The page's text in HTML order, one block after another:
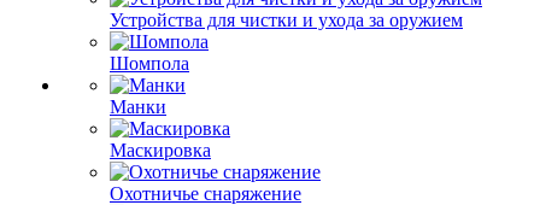
Устройства для чистки и ухода за оружием
Шомпола
Манки
Маскировка
Охотничье снаряжение